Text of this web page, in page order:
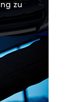
zu